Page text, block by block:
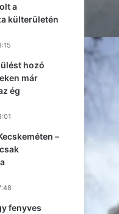
a
külterületén
hozó
már
ég
–
fenyves